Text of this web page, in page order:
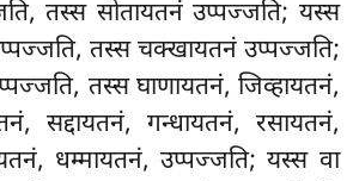
तस्स सोतायतनं उप्पज्जति; यस्स
तस्स चक्खायतनं उप्पज्जति;
तस्स घाणायतनं, जिव्हायतनं,
सद्दायतनं, गन्धायतनं, रसायतनं,
धम्मायतनं, उप्पज्जति; यस्स वा